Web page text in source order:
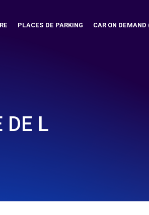
PLACES DE PARKING CAR ON
DE L